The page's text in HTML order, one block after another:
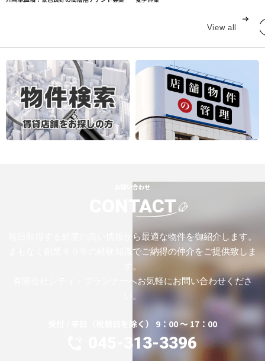
View all
お問い合わせ
CONTACT
毎日取得する鮮度の高い情報から最適な物件を御紹介します。
まもなく創業４０年の経験知識でご納得の仲介をご提供致しま
す。
有限会社シティ・プランナーへお気軽にお問い合わせくださ
い。
受付 / 平日（祝祭日を除く） 9：00 ～ 17：00
045-313-3396